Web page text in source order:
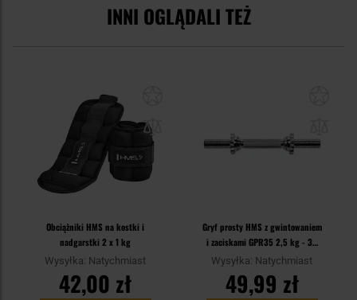
INNI OGLĄDALI TEŻ
Obciążniki HMS na kostki i
nadgarstki 2 x 1 kg
Wysyłka: Natychmiast
42,00 zł
Gryf prosty HMS z gwintowaniem
i zaciskami GPR35 2,5 kg - 35
cm
Wysyłka: Natychmiast
49,99 zł